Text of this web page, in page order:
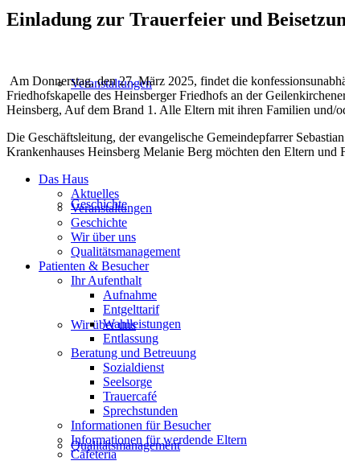
Veranstaltungen
Geschichte
Wir über uns
Qualitätsmanagement
Einladung zur Trauerfeier und
Am Donnerstag, den 27. März 2025, findet die
Friedhofskapelle des Heinsberger Friedhofs an der
Heinsberg, Auf dem Brand 1. Alle Eltern mit ihren Familien und/
Die Geschäftsleitung, der evangelische Gemeindepfarrer
Krankenhauses Heinsberg Melanie Berg möchten den Eltern
Das Haus
Aktuelles
Veranstaltungen
Geschichte
Wir über uns
Qualitätsmanagement
Patienten & Besucher
Ihr Aufenthalt
Aufnahme
Entgelttarif
Wahlleistungen
Entlassung
Beratung und Betreuung
Sozialdienst
Seelsorge
Trauercafé
Sprechstunden
Informationen für Besucher
Informationen für werdende Eltern
Cafeteria